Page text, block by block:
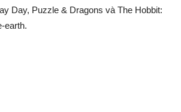
Day, Puzzle & Dragons và The Hobbit:
earth.